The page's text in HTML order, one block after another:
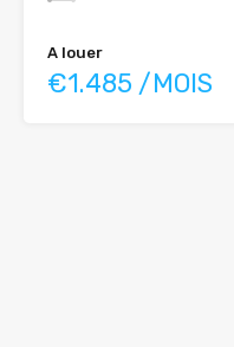
A louer
€1.485 /MOIS